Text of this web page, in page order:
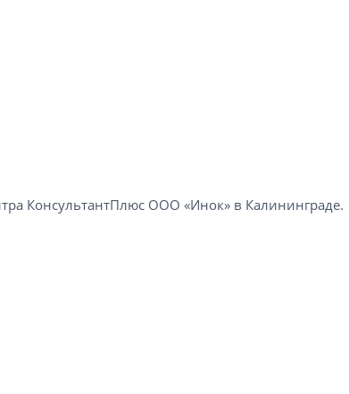
КонсультантПлюс ООО «Инок» в Калининграде​.